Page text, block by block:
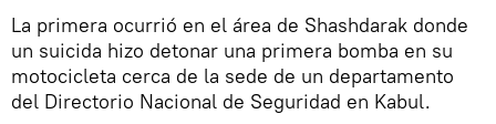
La primera ocurrió en el área de Shashdarak donde
un suicida hizo detonar una primera bomba en su
motocicleta cerca de la sede de un departamento
del Directorio Nacional de Seguridad en Kabul.